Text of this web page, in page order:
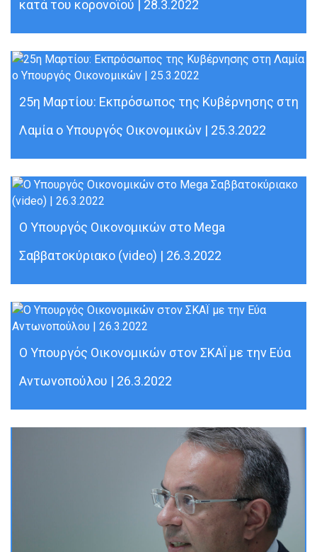
κατά του κορονοϊού | 28.3.2022
25η Μαρτίου: Εκπρόσωπος της Κυβέρνησης στη
Λαμία ο Υπουργός Οικονομικών | 25.3.2022
Ο Υπουργός Οικονομικών στο Mega
Σαββατοκύριακο (video) | 26.3.2022
Ο Υπουργός Οικονομικών στον ΣΚΑΪ με την Εύα
Αντωνοπούλου | 26.3.2022